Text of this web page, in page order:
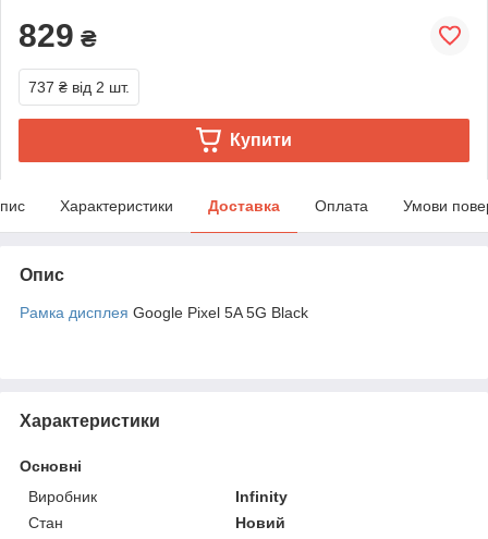
829 ₴
737 ₴ від 2 шт.
Купити
Характеристики Доставка Оплата Умови
Опис
Рамка дисплея Google Pixel 5A 5G Black
Характеристики
Основні
Виробник
Infinity
Стан
Новий